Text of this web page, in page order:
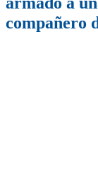
compañero